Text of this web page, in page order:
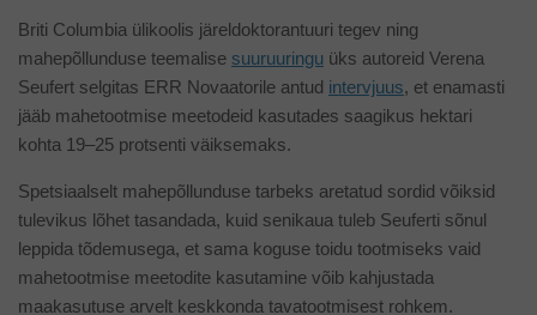
Briti Columbia ülikoolis järeldoktorantuuri tegev ning
mahepõllunduse teemalise suuruuringu üks autoreid Verena
Seufert selgitas ERR Novaatorile antud intervjuus, et enamasti
jääb mahetootmise meetodeid kasutades saagikus hektari
kohta 19–25 protsenti väiksemaks.
Spetsiaalselt mahepõllunduse tarbeks aretatud sordid võiksid
tulevikus lõhet tasandada, kuid senikaua tuleb Seuferti sõnul
leppida tõdemusega, et sama koguse toidu tootmiseks vaid
mahetootmise meetodite kasutamine võib kahjustada
maakasutuse arvelt keskkonda tavatootmisest rohkem.